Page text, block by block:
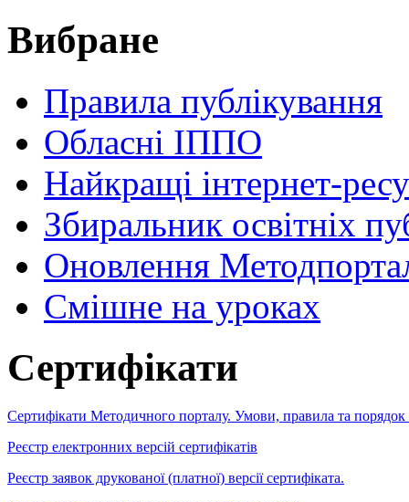
Вибране
Правила публікування
Обласні ІППО
Найкращі інтернет-
Збиральник освітніх
Оновлення
Cмішне на уроках
Сертифікати
Сертифікати Методичного порталу. Умови, правила та порядок
Реєстр електронних версій сертифікатів
Реєстр заявок друкованої (платної) версії сертифіката.